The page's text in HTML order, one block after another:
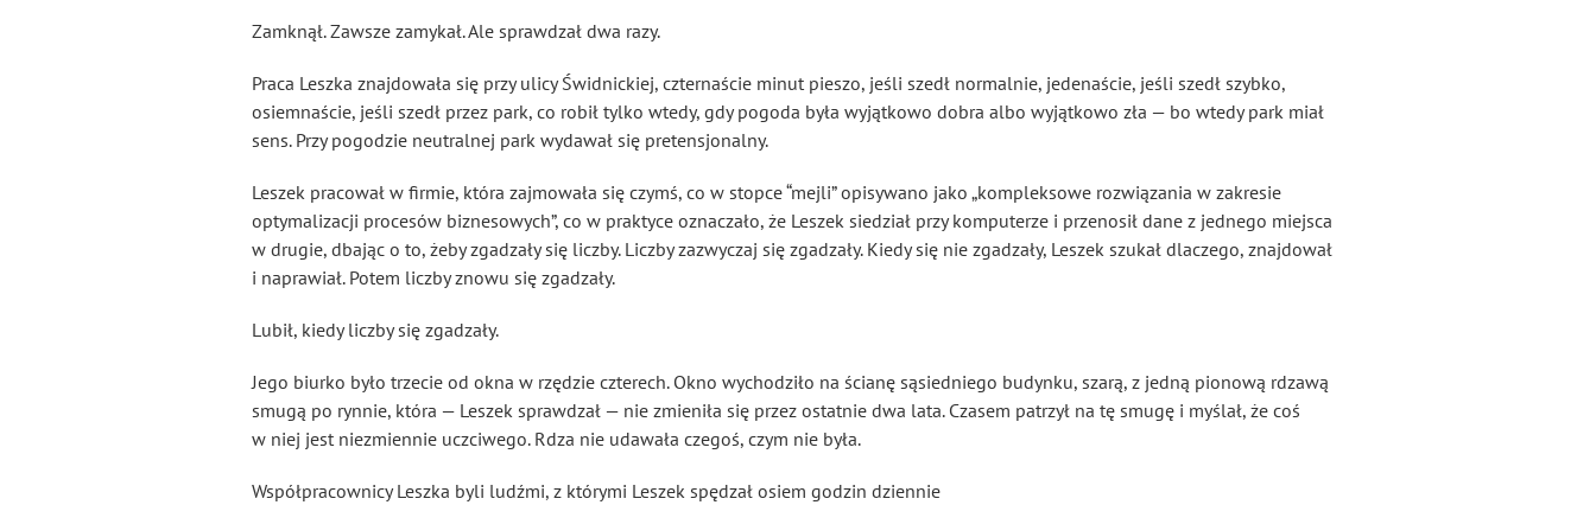
Zamknął. Zawsze zamykał. Ale sprawdzał dwa razy.
Praca Leszka znajdowała się przy ulicy Świdnickiej, czternaście minut pieszo, jeśli szedł normalnie, jedenaście, jeśli szedł szybko,
osiemnaście, jeśli szedł przez park, co robił tylko wtedy, gdy pogoda była wyjątkowo dobra albo wyjątkowo zła — bo wtedy park miał
sens. Przy pogodzie neutralnej park wydawał się pretensjonalny.
Leszek pracował w firmie, która zajmowała się czymś, co w stopce “mejli” opisywano jako „kompleksowe rozwiązania w zakresie
optymalizacji procesów biznesowych”, co w praktyce oznaczało, że Leszek siedział przy komputerze i przenosił dane z jednego miejsca
w drugie, dbając o to, żeby zgadzały się liczby. Liczby zazwyczaj się zgadzały. Kiedy się nie zgadzały, Leszek szukał dlaczego, znajdował
i naprawiał. Potem liczby znowu się zgadzały.
Lubił, kiedy liczby się zgadzały.
Jego biurko było trzecie od okna w rzędzie czterech. Okno wychodziło na ścianę sąsiedniego budynku, szarą, z jedną pionową rdzawą
smugą po rynnie, która — Leszek sprawdzał — nie zmieniła się przez ostatnie dwa lata. Czasem patrzył na tę smugę i myślał, że coś
w niej jest niezmiennie uczciwego. Rdza nie udawała czegoś, czym nie była.
Współpracownicy Leszka byli ludźmi, z którymi Leszek spędzał osiem godzin dziennie